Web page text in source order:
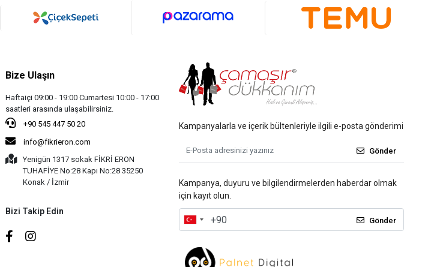
Bize Ulaşın
Haftaiçi 09:00 - 19:00 Cumartesi 10:00 - 17:00
saatleri arasında ulaşabilirsiniz.
+90 545 447 50 20
info@fikrieron.com
Yenigün 1317 sokak FİKRİ ERON
TUHAFİYE No:28 Kapı No:28 35250
Konak / İzmir
Bizi Takip Edin
Kampanyalarla ve içerik bültenleriyle ilgili e-posta gönderimi
Gönder
Kampanya, duyuru ve bilgilendirmelerden haberdar olmak
için kayıt olun.
Gönder